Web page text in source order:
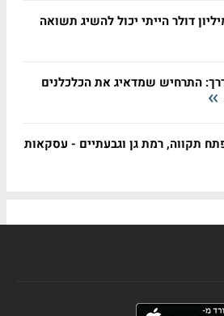
דולר הייתי יכול להשיג תשואה
התרחיש שמדאיג את הכלכלנים
תקווה, רמת גן וגבעתיים - עסקאות